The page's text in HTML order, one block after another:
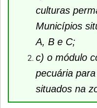
culturas
Municípios
A, B e C;
c) o módulo
pecuária
situados na